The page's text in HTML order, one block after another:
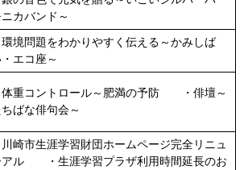
カバンド～
環境問題をわかりやすく伝える～かみしば
エコ座～
体重コントロール～肥満の予防 ・俳壇～
ばな俳句会～
川崎市生涯学習財団ホームページ完全リニュ
アル ・生涯学習プラザ利用時間延長のお